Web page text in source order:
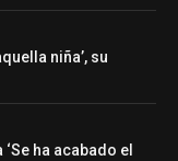
niña’, su
ha acabado el